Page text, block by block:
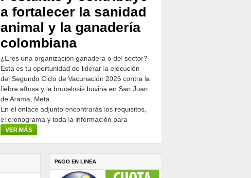
a fortalecer la sanidad
animal y la ganadería
colombiana
¿Eres una organización ganadera o del sector?
Esta es tu oportunidad de liderar la ejecución
del Segundo Ciclo de Vacunación 2026 contra la
fiebre aftosa y la brucelosis bovina en San Juan
de Arama, Meta.
En el enlace adjunto encontrarás los requisitos,
el cronograma y toda la información para
participar.
VER MÁS
PAGO EN LINEA